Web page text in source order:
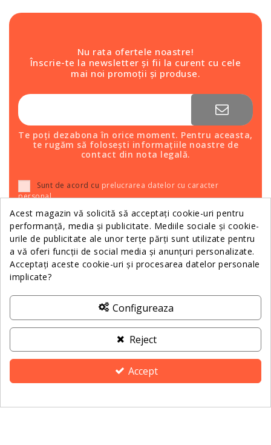
Nu rata ofertele noastre!
Înscrie-te la newsletter și fii la curent cu cele
mai noi promoții și produse.
Te poți dezabona în orice moment. Pentru aceasta,
te rugăm să folosești informațiile noastre de
contact din nota legală.
Sunt de acord cu prelucrarea datelor cu caracter
personal.
Relații Clienții
Informații
Contactează-ne
ANPC
Acest magazin vă solicită să acceptați cookie-uri pentru
performanță, media și publicitate. Mediile sociale și cookie-
urile de publicitate ale unor terțe părți sunt utilizate pentru
a vă oferi funcții de social media și anunțuri personalizate.
Acceptați aceste cookie-uri și procesarea datelor personale
implicate?
Configureaza
Reject
Accept